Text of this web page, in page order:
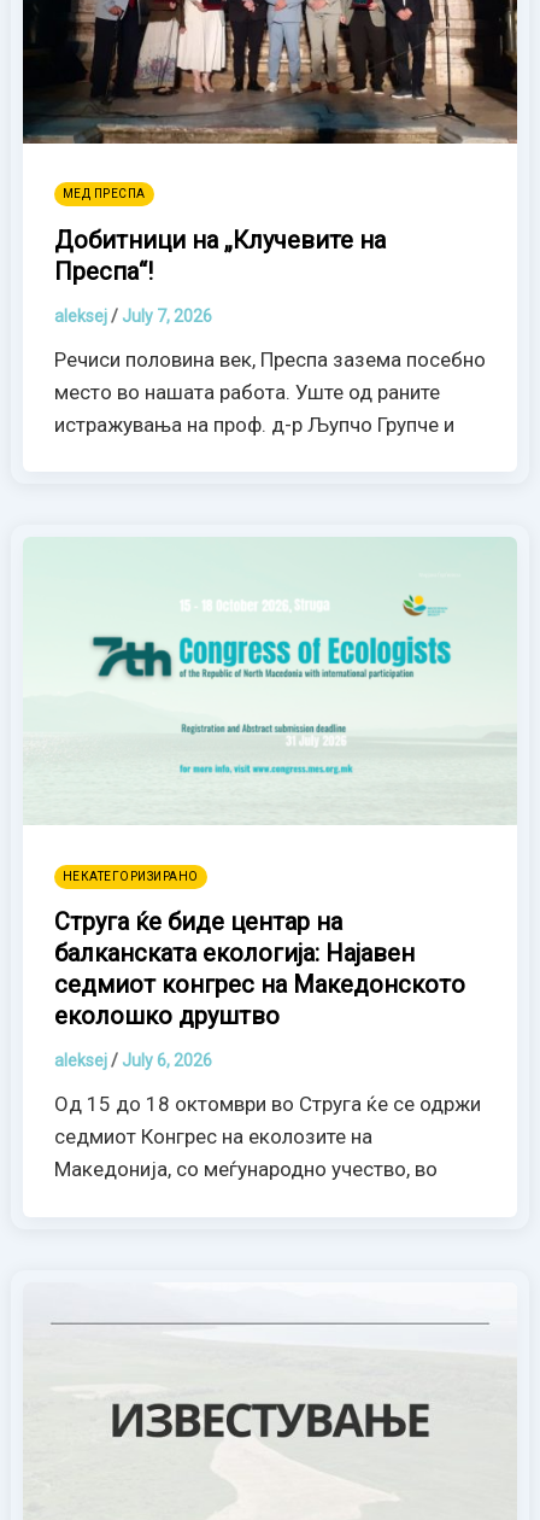
МЕД ПРЕСПА
Добитници на „Клучевите на
Преспа“!
aleksej/ July 7, 2026
Речиси половина век, Преспа зазема посебно
место во нашата работа. Уште од раните
истражувања на проф. д-р Љупчо Групче и
НЕКАТЕГОРИЗИРАНО
Струга ќе биде центар на
балканската екологија: Најавен
седмиот конгрес на Македонското
еколошко друштво
aleksej/ July 6, 2026
Од 15 до 18 октомври во Струга ќе се одржи
седмиот Конгрес на еколозите на
Македонија, со меѓународно учество, во